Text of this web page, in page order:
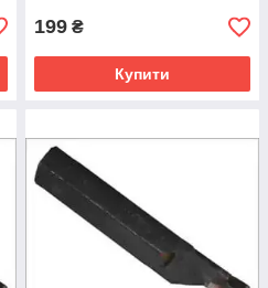
199 ₴
Купити